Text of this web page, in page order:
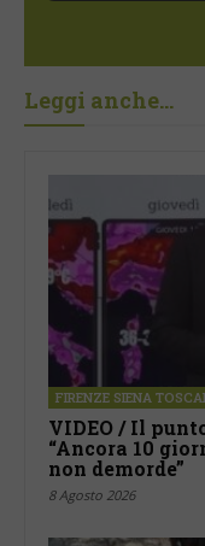
Leggi anche...
FIRENZE SIENA
VIDEO / Il
“Ancora 10
non demorde”
8 Agosto 2026